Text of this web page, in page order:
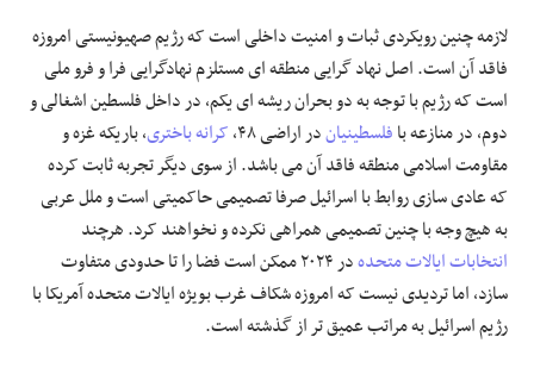
لازمه چنین رویکردی ثبات و امنیت داخلی است که رژیم صهیونیستی امروزه
فاقد آن است. اصل نهاد گرایی منطقه ای مستلزم نهادگرایی فرا و فرو ملی
است که رژیم با توجه به دو بحران ریشه ای یکم، در داخل فلسطین اشغالی و
دوم، در منازعه بافلسطینیاندر اراضی ۴۸، کرانه باختری، باریکه غزه و
مقاومت اسلامی منطقه فاقد آن می باشد. از سوی دیگر تجربه ثابت کرده
که عادی سازی روابط با اسرائیل صرفا تصمیمی حاکمیتی است و ملل عربی
به هیچ وجه با چنین تصمیمی همراهی نکرده و نخواهند کرد. هرچند
انتخابات ایالات متحده
در ۲۰۲۴ ممکن است فضا را تا حدودی متفاوت
سازد، اما تردیدی نیست که امروزه شکاف غرب بویژه ایالات متحده آمریکا با
رژیم اسرائیل به مراتب عمیق تر از گذشته است.